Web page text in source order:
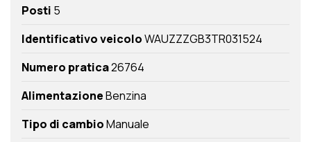
Posti 5
Identificativo veicoloWAUZZZGB3TR031524
Numero pratica26764
AlimentazioneBenzina
Tipo di cambioManuale